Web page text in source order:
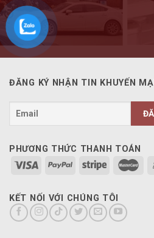
ĐĂNG KÝ NHẬN TIN KHUYẾN MẠI
PHƯƠNG THỨC THANH TOÁN
KẾT NỐI VỚI CHÚNG TÔI